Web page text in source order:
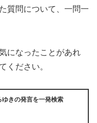
質問について、一問一
になったことがあれ
ください。
ゆきの発言を一発検索